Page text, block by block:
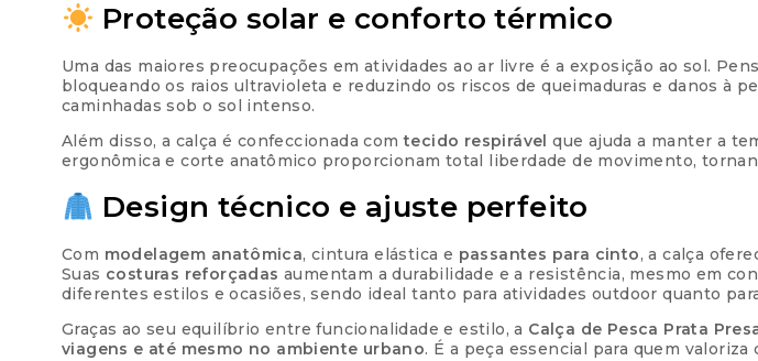
Proteção solar e conforto térmico
Uma das maiores preocupações em atividades ao ar livre é a exposição ao sol.
bloqueando os raios ultravioleta e reduzindo os riscos de queimaduras e danos à
caminhadas sob o sol intenso.
Além disso, a calça é confeccionada comtecido respirável que ajuda a manter a
ergonômica e corte anatômico proporcionam total liberdade de movimento,
Design técnico e ajuste perfeito
Com modelagem anatômica, cintura elástica e passantes para cinto, a calça
Suas costuras reforçadas aumentam a durabilidade e a resistência, mesmo em
diferentes estilos e ocasiões, sendo ideal tanto para atividades outdoor quanto
Graças ao seu equilíbrio entre funcionalidade e estilo, a Calça de Pesca Prata
viagens e até mesmo no ambiente urbano. É a peça essencial para quem